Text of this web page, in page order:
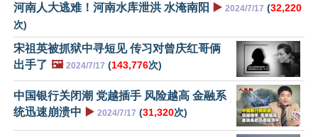
河南人大逃难！河南水库泄洪 水淹南阳 ▶️ 2024/7/17 (32,220
次)
宋祖英被抓狱中寻短见 传习对曾庆红哥俩
出手了 🖼️ 2024/7/17 (143,776次)
中国银行关闭潮 党越插手 风险越高 金融系
统迅速崩溃中 ▶️ 2024/7/17 (31,320次)